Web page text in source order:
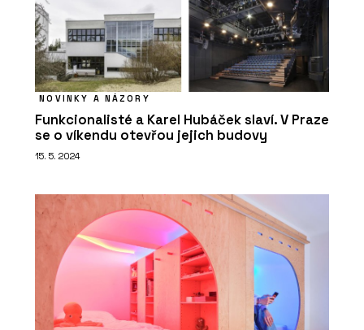
NOVINKY A NÁZORY
Funkcionalisté a Karel Hubáček slaví. V Praze
se o víkendu otevřou jejich budovy
15. 5. 2024